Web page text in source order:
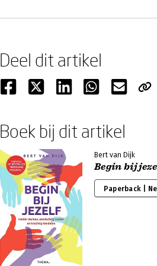
Deel dit artikel
Boek bij dit artikel
Bert van Dijk
Begin bij
Paperback |